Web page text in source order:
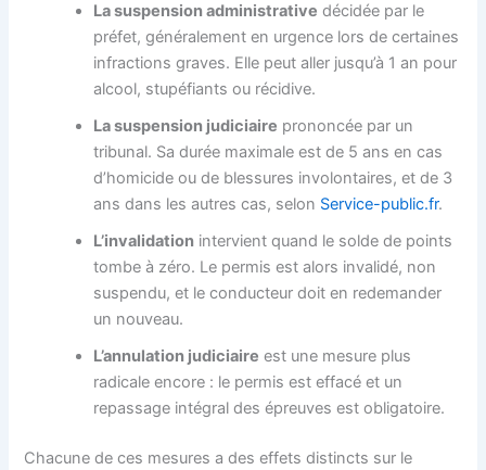
La suspension administrative décidée par le
préfet, généralement en urgence lors de certaines
infractions graves. Elle peut aller jusqu’à 1 an pour
alcool, stupéfiants ou récidive.
La suspension judiciaire prononcée par un
tribunal. Sa durée maximale est de 5 ans en cas
d’homicide ou de blessures involontaires, et de 3
ans dans les autres cas, selon Service-public.fr.
L’invalidation intervient quand le solde de points
tombe à zéro. Le permis est alors invalidé, non
suspendu, et le conducteur doit en redemander
un nouveau.
L’annulation judiciaire est une mesure plus
radicale encore : le permis est effacé et un
repassage intégral des épreuves est obligatoire.
Chacune de ces mesures a des effets distincts sur le